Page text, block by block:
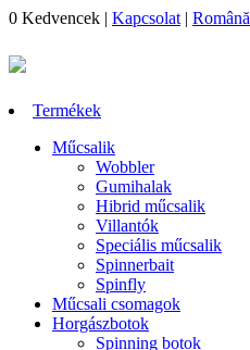
0 Kedvencek | Kapcsolat | Română
Termékek
Műcsalik
Wobbler
Gumihalak
Hibrid műcsalik
Villantók
Speciális műcsalik
Spinnerbait
Spinfly
Műcsali csomagok
Horgászbotok
Spinning botok